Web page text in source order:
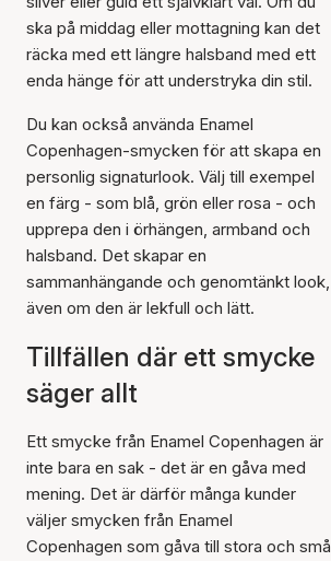
ska på middag eller mottagning kan det
räcka med ett längre halsband med ett
enda hänge för att understryka din stil.
Du kan också använda Enamel
Copenhagen-smycken för att skapa en
personlig signaturlook. Välj till exempel
en färg - som blå, grön eller rosa - och
upprepa den i örhängen, armband och
halsband. Det skapar en
sammanhängande och genomtänkt look,
även om den är lekfull och lätt.
Tillfällen där ett smycke
säger allt
Ett smycke från Enamel Copenhagen är
inte bara en sak - det är en gåva med
mening. Det är därför många kunder
väljer smycken från Enamel
Copenhagen som gåva till stora och små